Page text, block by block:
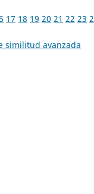
17 18 19 20 21 22 23
similitud avanzada